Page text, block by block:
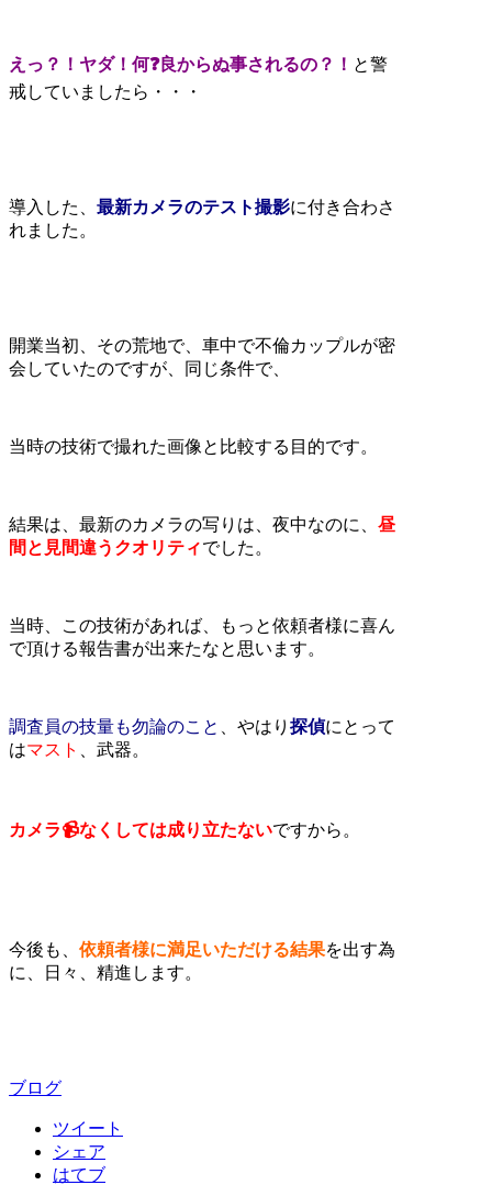
えっ？！ヤダ！何❓良からぬ事されるの？！ と警
戒していましたら・・・
導入した、 最新カメラのテスト撮影に付き合わさ
れました。
開業当初、その荒地で、車中で不倫カップルが密
会していたのですが、同じ条件で、
当時の技術で撮れた画像と比較する目的です。
結果は、最新のカメラの写りは、夜中なのに、 昼
間と見間違うクオリティでした。
当時、この技術があれば、もっと依頼者様に喜ん
で頂ける報告書が出来たなと思います。
調査員の技量も勿論のこと 、やはり 探偵にとって
はマスト 、武器。
カメラ📹なくしては成り立たないですから。
今後も、 依頼者様に満足いただける結果を出す為
に、日々、精進します。
ブログ
ツイート
シェア
はてブ